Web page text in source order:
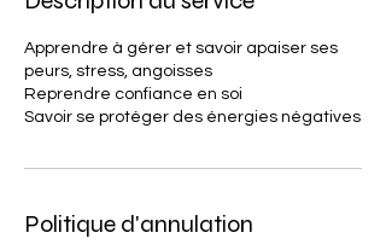
Apprendre à gérer et savoir apaiser ses
peurs, stress, angoisses
Reprendre confiance en soi
Savoir se protéger des énergies négatives
Politique d'annulation